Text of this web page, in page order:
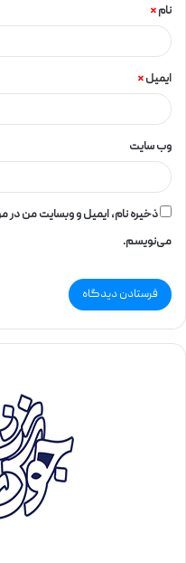
نام*
ایمیل*
وب‌ سایت
ذخیره نام، ایمیل و وبسایت من در
می‌نویسم.